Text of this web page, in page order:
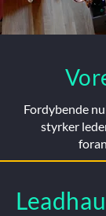
Fordybende
styrker